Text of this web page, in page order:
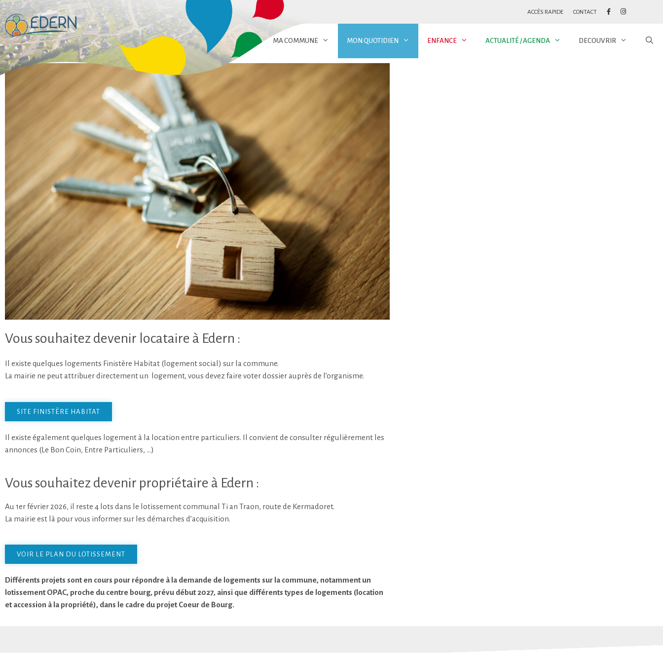
ACCÈS RAPIDE CONTACT
MA COMMUNE MON QUOTIDIEN ENFANCE ACTUALITÉ / AGENDA DECOUVRIR
Vous souhaitez devenir locataire à Edern :
Il existe quelques logements Finistère Habitat (logement social) sur la commune.
La mairie ne peut attribuer directement un logement, vous devez faire voter dossier auprès de l’organisme.
SITE FINISTÈRE HABITAT
Il existe également quelques logement à la location entre particuliers. Il convient de consulter régulièrement les
annonces (Le Bon Coin, Entre Particuliers, …)
Vous souhaitez devenir propriétaire à Edern :
Au 1er février 2026, il reste 4 lots dans le lotissement communal Ti an Traon, route de Kermadoret.
La mairie est là pour vous informer sur les démarches d’acquisition.
VOIR LE PLAN DU LOTISSEMENT
Différents projets sont en cours pour répondre à la demande de logements sur la commune, notamment un
lotissement OPAC, proche du centre bourg, prévu début 2027, ainsi que différents types de logements (location
et accession à la propriété), dans le cadre du projet Coeur de Bourg.